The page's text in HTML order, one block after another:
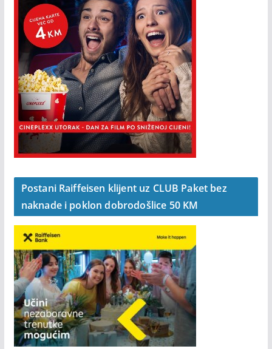
Postani Raiffeisen klijent uz CLUB Paket bez
naknade i poklon dobrodošlice 50 KM